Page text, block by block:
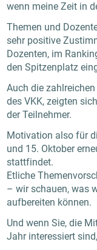
wenn meine Zeit in
Themen und
sehr positive
Dozenten, im
den Spitzenplatz
Auch die
des VKK, zeigten
der Teilnehmer.
Motivation also für
und 15. Oktober
stattfindet.
Etliche
– wir schauen, was
aufbereiten können.
Und wenn Sie, die
Jahr interessiert